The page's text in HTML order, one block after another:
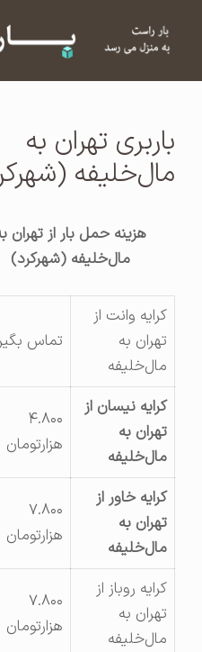
باربری تهران به
مال‌خلیفه (شهرکرد)
هزینه حمل بار از تهران به
مال‌خلیفه (شهرکرد)
کرایه وانت از
تهران به
مال‌خلیفه
تماس بگیرید
کرایه نیسان از
تهران به
مال‌خلیفه
۴.۸۰۰
هزارتومان
کرایه خاور از
تهران به
مال‌خلیفه
۷.۸۰۰
هزارتومان
کرایه روباز از
تهران به
مال‌خلیفه
۷.۸۰۰
هزارتومان